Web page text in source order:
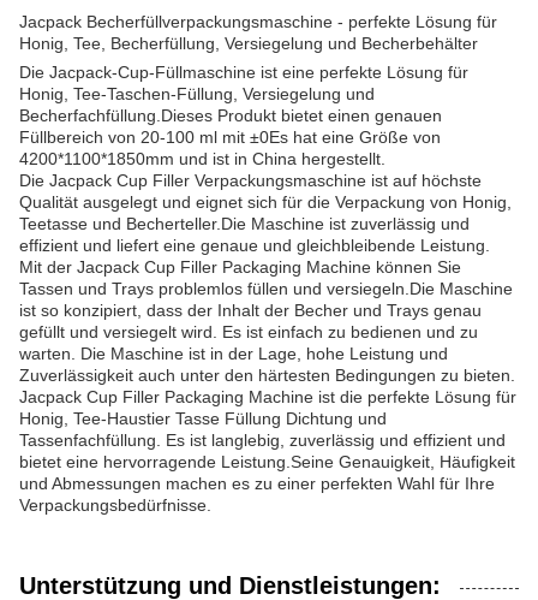
Jacpack Becherfüllverpackungsmaschine - perfekte Lösung für
Honig, Tee, Becherfüllung, Versiegelung und Becherbehälter
Die Jacpack-Cup-Füllmaschine ist eine perfekte Lösung für
Honig, Tee-Taschen-Füllung, Versiegelung und
Becherfachfüllung.Dieses Produkt bietet einen genauen
Füllbereich von 20-100 ml mit ±0Es hat eine Größe von
4200*1100*1850mm und ist in China hergestellt.
Die Jacpack Cup Filler Verpackungsmaschine ist auf höchste
Qualität ausgelegt und eignet sich für die Verpackung von Honig,
Teetasse und Becherteller.Die Maschine ist zuverlässig und
effizient und liefert eine genaue und gleichbleibende Leistung.
Mit der Jacpack Cup Filler Packaging Machine können Sie
Tassen und Trays problemlos füllen und versiegeln.Die Maschine
ist so konzipiert, dass der Inhalt der Becher und Trays genau
gefüllt und versiegelt wird. Es ist einfach zu bedienen und zu
warten. Die Maschine ist in der Lage, hohe Leistung und
Zuverlässigkeit auch unter den härtesten Bedingungen zu bieten.
Jacpack Cup Filler Packaging Machine ist die perfekte Lösung für
Honig, Tee-Haustier Tasse Füllung Dichtung und
Tassenfachfüllung. Es ist langlebig, zuverlässig und effizient und
bietet eine hervorragende Leistung.Seine Genauigkeit, Häufigkeit
und Abmessungen machen es zu einer perfekten Wahl für Ihre
Verpackungsbedürfnisse.
Unterstützung und Dienstleistungen: